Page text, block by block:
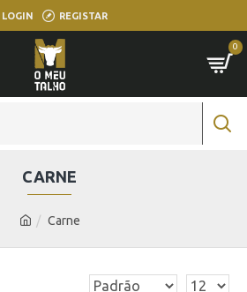
LOGIN REGISTAR
0
Carne
CARNE